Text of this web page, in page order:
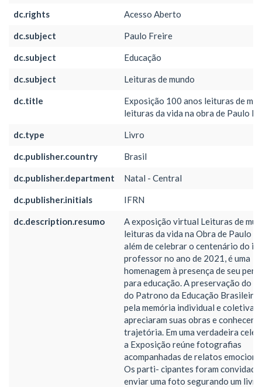
dc.rights Acesso Aberto
dc.subject Paulo Freire
dc.subject Educação
dc.subject Leituras de mundo
dc.title
Exposição 100 anos leituras de
leituras da vida na obra de Paulo
dc.type Livro
dc.publisher.country Brasil
dc.publisher.department Natal - Central
dc.publisher.initials IFRN
dc.description.resumo
A exposição virtual Leituras de
leituras da vida na Obra de Paulo
além de celebrar o centenário do
professor no ano de 2021, é uma
homenagem à presença de seu
para educação. A preservação do
do Patrono da Educação Brasileira
pela memória individual e coletiva
apreciaram suas obras e
trajetória. Em uma verdadeira
a Exposição reúne fotografias
acompanhadas de relatos
Os parti- cipantes foram
enviar uma foto segurando um